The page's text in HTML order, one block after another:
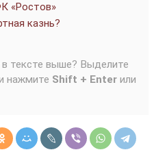
«Ростов»
казнь?
тексте выше? Выделите
нажмите Shift + Enter или